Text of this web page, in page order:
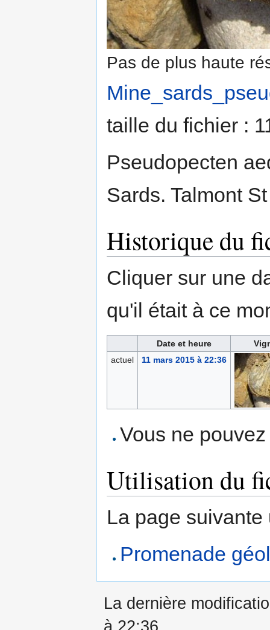
Pas de plus haute
taille du fichier :
Pseudopecten
Sards. Talmont
Historique du
Cliquer sur une
qu'il était à ce
Date et heure
actuel
11 mars 2015 à 22:36
Vous ne
Utilisation du
La page
Promenade
La dernière
à 22:36.